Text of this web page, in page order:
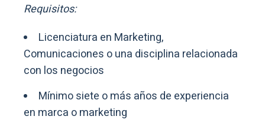
Requisitos:
Licenciatura en Marketing,
Comunicaciones o una disciplina relacionada
con los negocios
Mínimo siete o más años de experiencia
en marca o marketing